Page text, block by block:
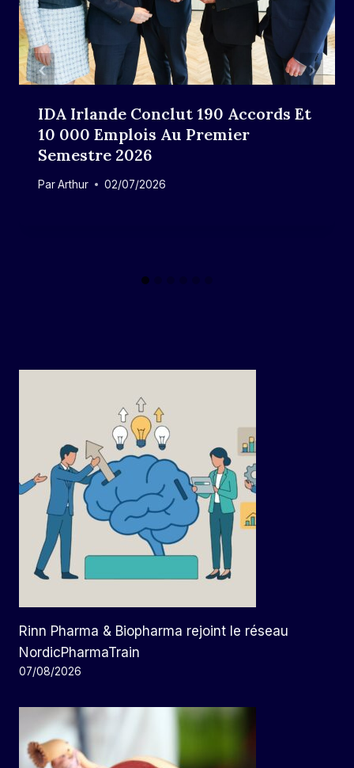
IDA Irlande Conclut 190 Accords Et
10 000 Emplois Au Premier
Semestre 2026
ParArthur 02/07/2026
Rinn Pharma & Biopharma rejoint le réseau
NordicPharmaTrain
07/08/2026